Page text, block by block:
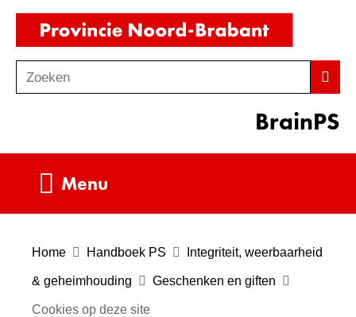
Ga
de
inhoud
o
Zoeken
BrainPS
Menu
Home Handboek PS Integriteit, weerbaarheid
& geheimhouding Geschenken en giften
Cookies op deze site